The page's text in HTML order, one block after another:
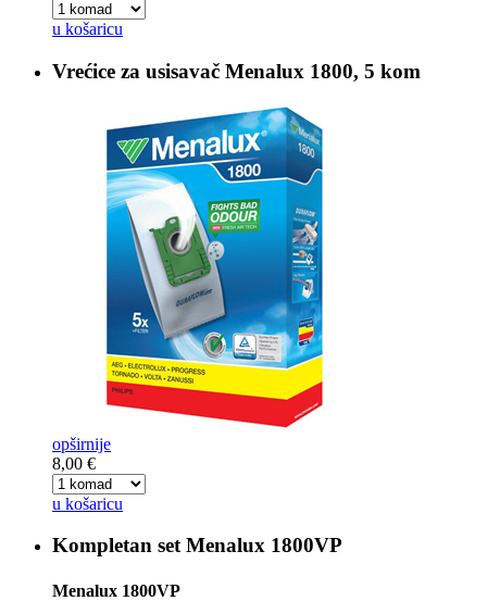
u košaricu
Vrećice za usisavač Menalux 1800, 5 kom
opširnije
8,00 €
u košaricu
Kompletan setMenalux 1800VP
Menalux 1800VP